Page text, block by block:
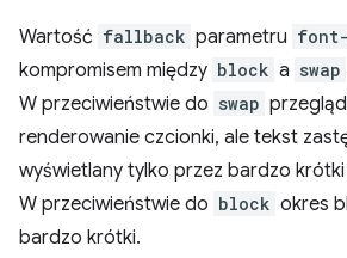
Wartość fallback parametru
kompromisem między block a swap
W przeciwieństwie do swap
renderowanie czcionki, ale tekst
wyświetlany tylko przez bardzo krótki
W przeciwieństwie do block okres
bardzo krótki.